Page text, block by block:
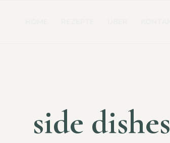
side dishes